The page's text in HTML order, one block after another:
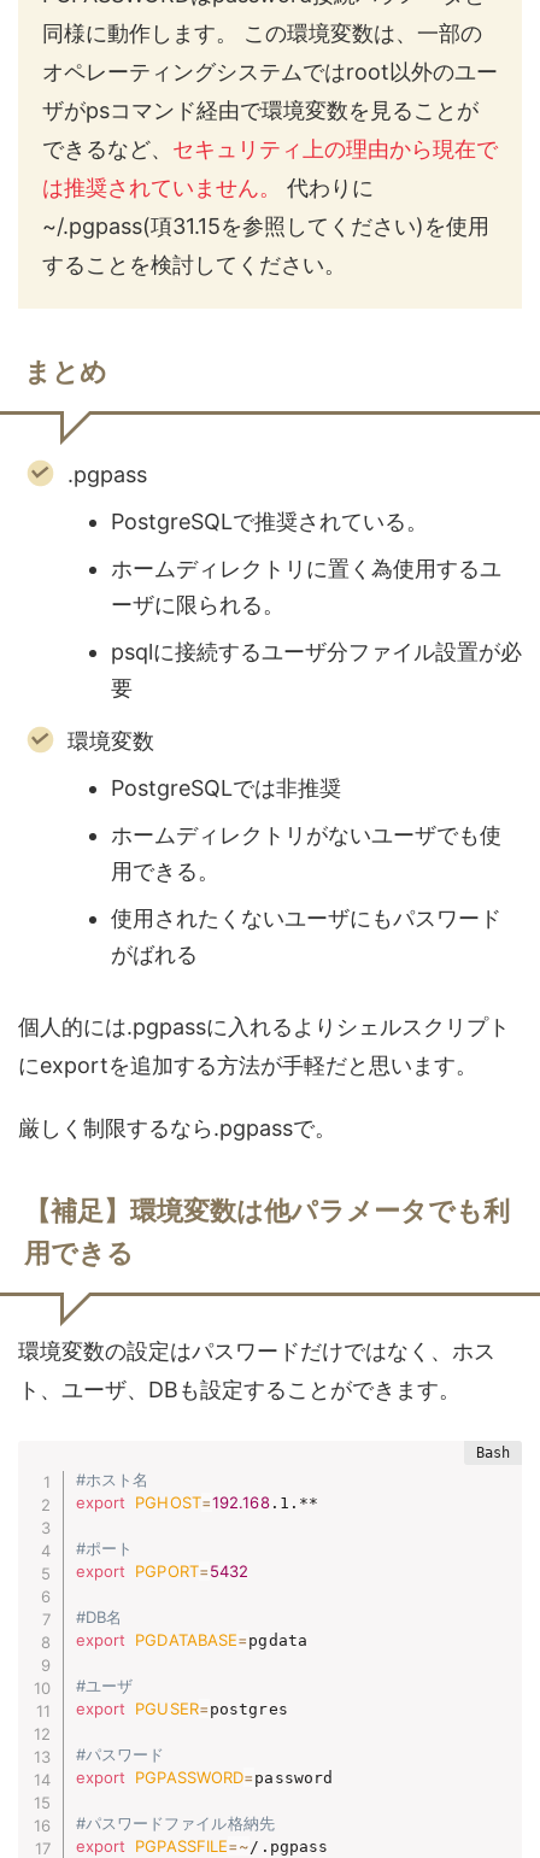
同様に動作します。 この環境変数は、一部の
オペレーティングシステムではroot以外のユー
ザがpsコマンド経由で環境変数を見ることが
できるなど、 セキュリティ上の理由から現在で
は推奨されていません。
代わりに
~/.pgpass(項31.15を参照してください)を使用
することを検討してください。
まとめ
.pgpass
PostgreSQLで推奨されている。
ホームディレクトリに置く為使用するユ
ーザに限られる。
psqlに接続するユーザ分ファイル設置が必
要
環境変数
PostgreSQLでは非推奨
ホームディレクトリがないユーザでも使
用できる。
使用されたくないユーザにもパスワード
がばれる
個人的には.pgpassに入れるよりシェルスクリプト
にexportを追加する方法が手軽だと思います。
厳しく制限するなら.pgpassで。
【補足】環境変数は他パラメータでも利
用できる
環境変数の設定はパスワードだけではなく、ホス
ト、ユーザ、DBも設定することができます。
#ホスト名
export
PGHOST=192.168.1.**
#ポート
export
PGPORT=5432
#DB名
export
PGDATABASE= pgdata
#ユーザ
export
PGUSER= postgres
#パスワード
export
PGPASSWORD= password
#パスワードファイル格納先
export
PGPASSFILE=~